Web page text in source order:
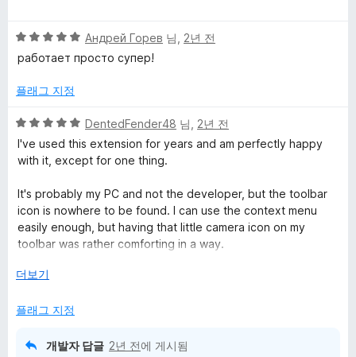
뷰
점
점
에
점
5
점
점
5
점
Андрей Горев 님, 2년 전
работает просто супер!
플래그 지정
5
점
만
에
5
점
DentedFender48 님, 2년 전
I've used this extension for years and am perfectly happy
with it, except for one thing.
It's probably my PC and not the developer, but the toolbar
icon is nowhere to be found. I can use the context menu
easily enough, but having that little camera icon on my
toolbar was rather comforting in a way.
Firefox 127.0 (64 bit)
눌
서
더보기
플래그 지정
개발자 답글 2년 전에 게시됨